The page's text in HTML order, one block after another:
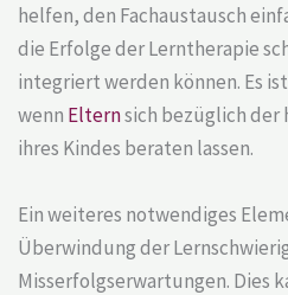
helfen, den Fachaustausch
die Erfolge der Lerntherapie
integriert werden können. Es
wenn Elternsich bezüglich
ihres Kindes beraten lassen.
Ein weiteres notwendiges
Überwindung der
Misserfolgserwartungen. Dies